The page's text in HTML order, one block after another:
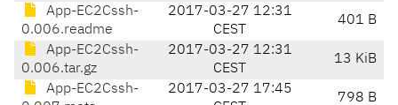
App-EC2Cssh-
0.006.readme
2017-03-27 12:31
CEST
401 B
App-EC2Cssh-
0.006.tar.gz
2017-03-27 12:31
CEST
13 KiB
App-EC2Cssh-
2017-03-27 17:45
798 B